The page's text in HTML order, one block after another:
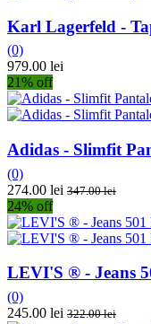
Karl Lagerfeld -
(0)
979.00 lei
21% off
Adidas - Slimfit
(0)
274.00 lei 347.00 lei
24% off
LEVI'S ® - Jeans
(0)
245.00 lei 322.00 lei